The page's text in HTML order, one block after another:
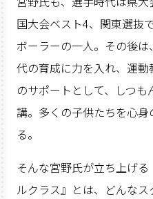
国大会ベスト4、関東選抜
ボーラーの一人。その後
代の育成に力を入れ、運
のサポートとして、しつ
講。多くの子供たちを心
る。
そんな宮野氏が立ち上げ
ルクラス』とは、どんなス